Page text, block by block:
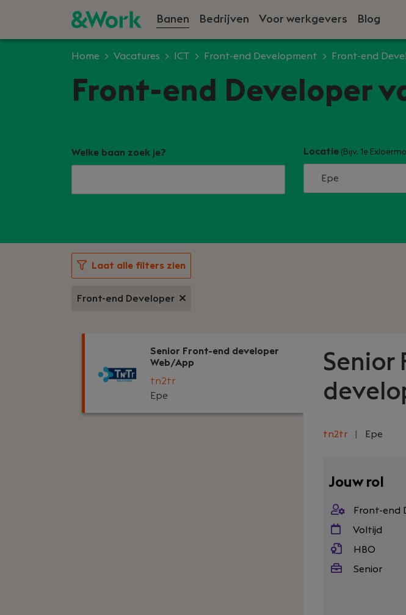
Banen Bedrijven Voor werkgevers Blog
Home Vacatures ICT Front-end Development Front-end
Front-end Developer
Welke baan zoek je? Locatie (Bijv. 1e
Laat alle filters zien
Front-end Developer
Senior Front-end developer
Web/App
tn2tr
Epe
Senior
tn2tr Epe
Jouw rol
Front-end
Voltijd
HBO
Senior